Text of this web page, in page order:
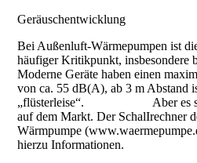
Geräuschentwicklung
Bei Außenluft-Wärmepumpen ist
häufiger Kritikpunkt, insbesondere
Moderne Geräte haben einen
von ca. 55 dB(A), ab 3 m Abstand
„flüsterleise“. Aber es sind
auf dem Markt. Der SchalIrechner
Wärmpumpe
hierzu Informationen.